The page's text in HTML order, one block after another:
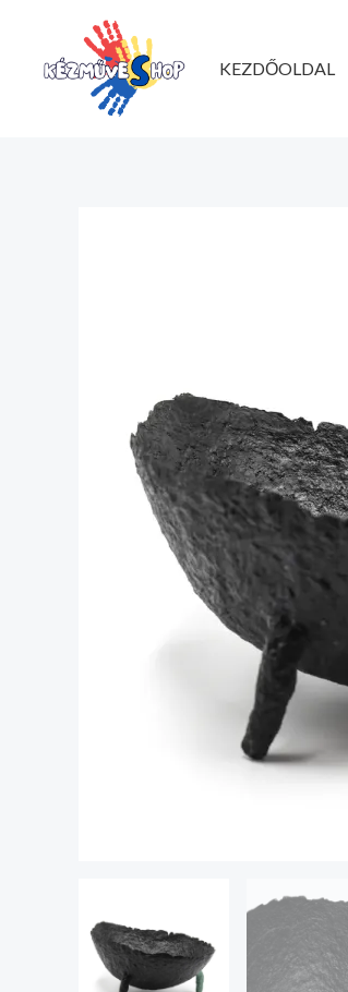
tartalomhoz
KEZDŐOLDAL